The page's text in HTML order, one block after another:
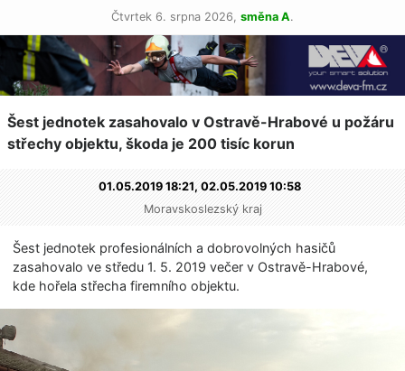
Čtvrtek 6. srpna 2026, směna A.
Šest jednotek zasahovalo v Ostravě-Hrabové u požáru
střechy objektu, škoda je 200 tisíc korun
01.05.2019 18:21, 02.05.2019 10:58
Moravskoslezský kraj
​Šest jednotek profesionálních a dobrovolných hasičů
zasahovalo ve středu 1. 5. 2019 večer v Ostravě-Hrabové,
kde hořela střecha firemního objektu.